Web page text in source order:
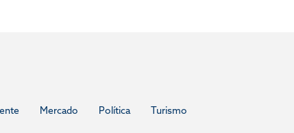
Mercado Política Turismo